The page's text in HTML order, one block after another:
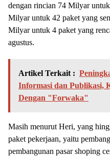
dengan rincian 74 Milyar
Milyar untuk 42 paket yang
Milyar untuk 4 paket yang
agustus.
Artikel Terkait :
Informasi dan Publikasi,
Dengan "Forwaka"
Masih menurut Heri, yang
paket pekerjaan, yaitu
pembangunan pasar shoping